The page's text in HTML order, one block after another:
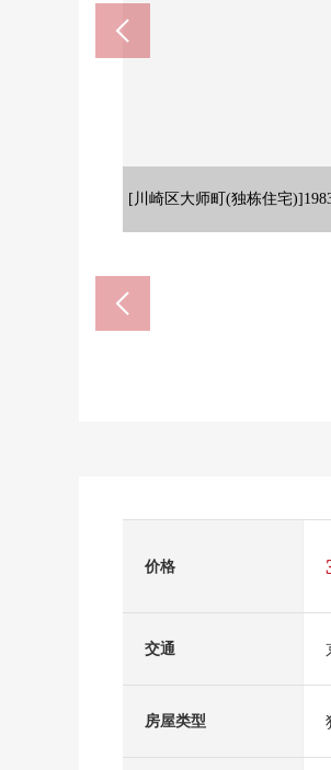
[川崎区大师町(独栋住宅
[来自屋顶的风景]因为遮挡
[屋顶]是宽敞的空间。下午
[屋顶]阳光倾
[当地外观照片]步行范围以
[含有前面道路的当地照片]
步行7分钟。营业时间是从
步行8分钟。营业时间是从
步行11分钟。营业时间是
步行1分钟。有玩具以及广场
步行6分钟。对小的孩子来说
上学是1工
步行4分钟。以消病除灾出名
价格
交通
房屋类型